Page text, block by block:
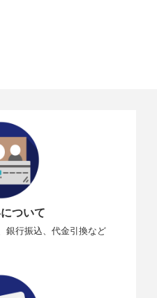
ついて
銀行振込、代金引換など